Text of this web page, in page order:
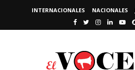
INTERNACIONALES NACIONALES